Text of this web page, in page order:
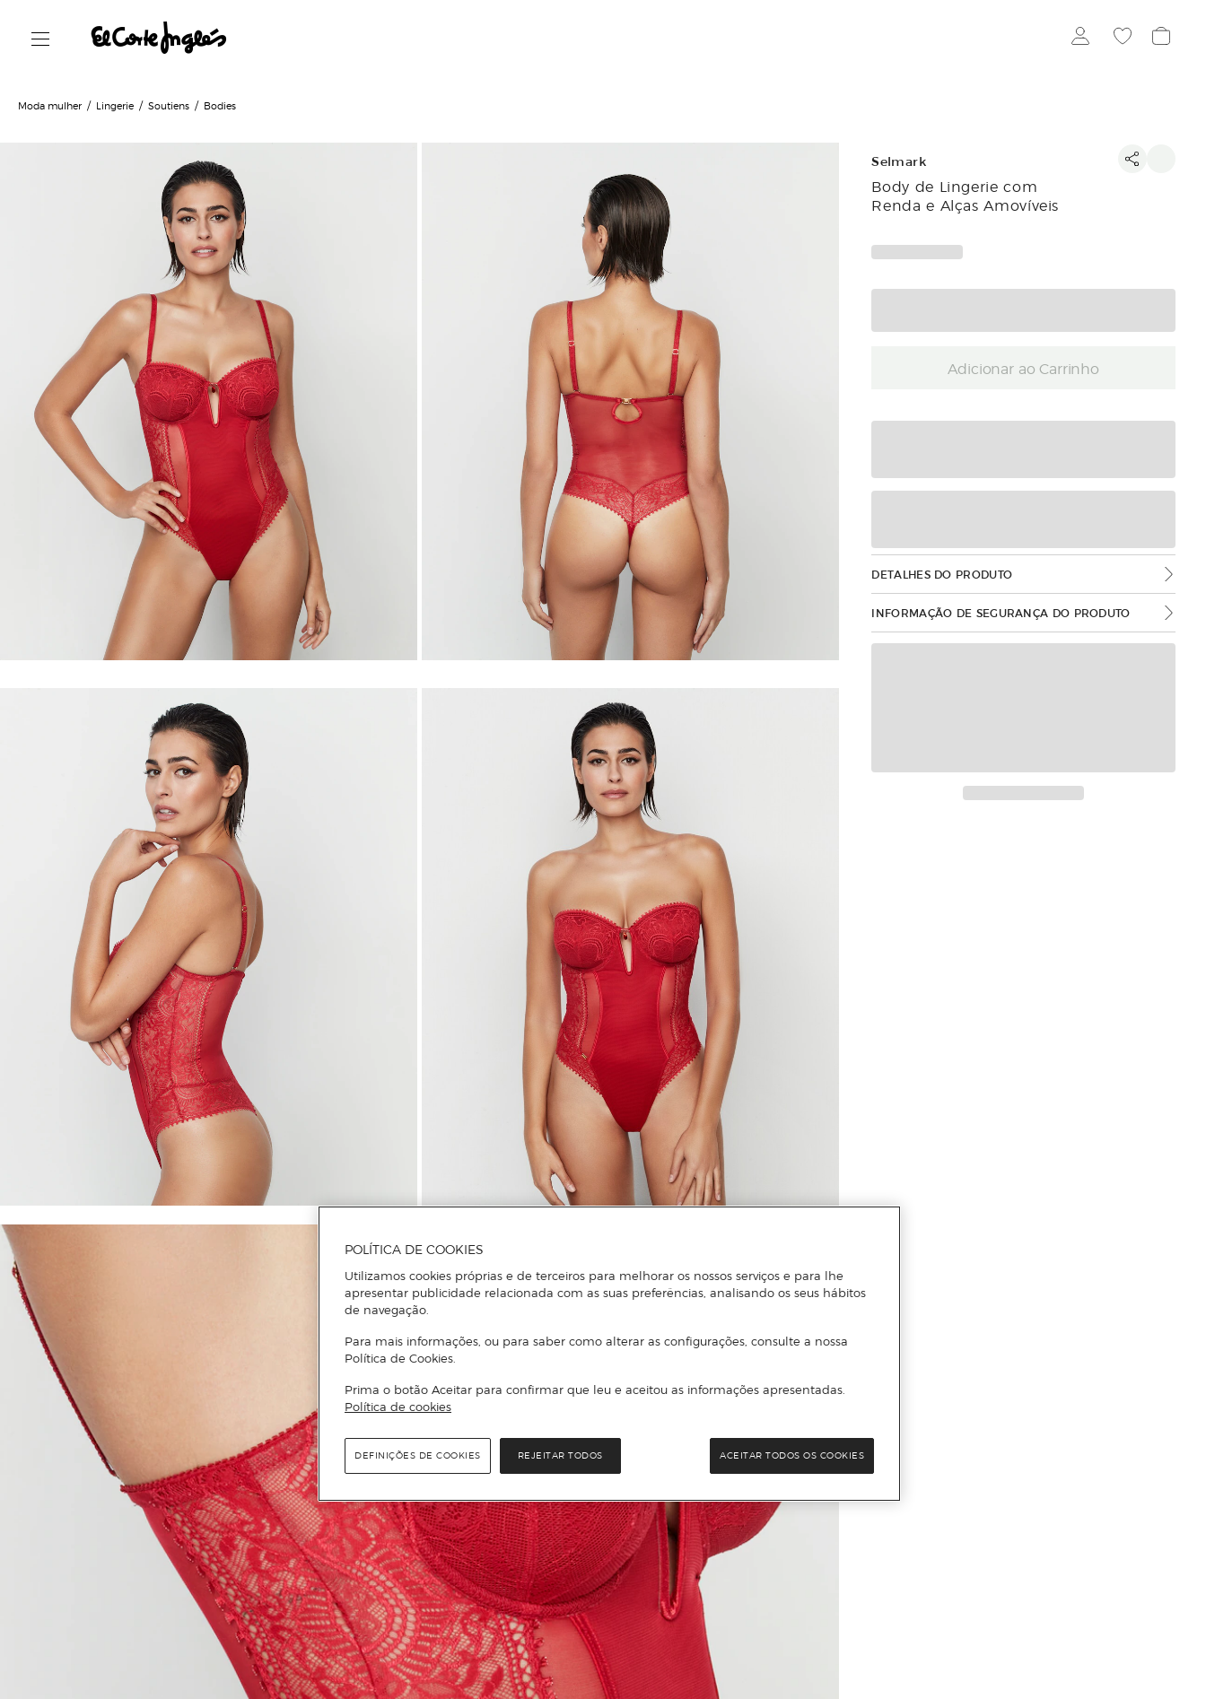
Moda mulher Lingerie Soutiens Bodies
Selmark
Body de Lingerie com
Renda e Alças Amovíveis
Adicionar ao Carrinho
DETALHES DO PRODUTO
INFORMAÇÃO DE SEGURANÇA DO PRODUTO
POLÍTICA DE COOKIES
Utilizamos cookies próprias e de terceiros para melhorar os nossos serviços e para lhe
apresentar publicidade relacionada com as suas preferências, analisando os seus hábitos
de navegação.
Para mais informações, ou para saber como alterar as configurações, consulte a nossa
Política de Cookies.
Prima o botão Aceitar para confirmar que leu e aceitou as informações apresentadas.
Política de cookies
REJEITAR TODOS ACEITAR TODOS OS COOKIES
DEFINIÇÕES DE COOKIES